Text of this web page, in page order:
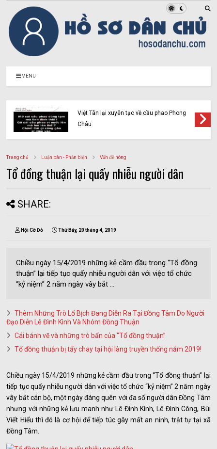
MENU
cái gọi là “Liên minh người Mông vì công lý”
(Kỳ 2)
Trang chủ Luận bàn - Phản biện Vấn đề nóng
Tổ đồng thuận lại quấy nhiễu người dân
SHARE:
Hội Cờ Đỏ Thứ Bảy, 20 tháng 4, 2019
Chiều ngày 15/4/2019 những kẻ cầm đầu trong “Tổ đồng
thuận” lại tiếp tục quấy nhiễu người dân với việc tổ chức
“kỷ niệm” 2 năm ngày vây bắt ...
Thêm Những Trò Lố Bịch Đang Diễn Ra Tại Đồng Tâm Do Người
Đạo Diễn Lê Đình Kình Và Nhóm Đồng Thuận
Cái bánh vẽ và những trò bẩn của “Tổ đồng thuận”
Tổ đồng thuận bị tẩy chay tại hội làng truyền thống năm 2019!
Chiều ngày 15/4/2019 những kẻ cầm đầu trong “Tổ đồng thuận” lại
tiếp tục quấy nhiễu người dân với việc tổ chức “kỷ niệm” 2 năm ngày
vây bắt cán bộ, một ngày đáng quên với đa số người dân Đồng Tâm
nhưng với những kẻ lưu manh như Lê Đình Kình, Lê Đình Công, Bùi
Viết Hiểu thì đó là cơ hội để tiếp túc gây mất an ninh, trật tự tại xã
Đồng Tâm.